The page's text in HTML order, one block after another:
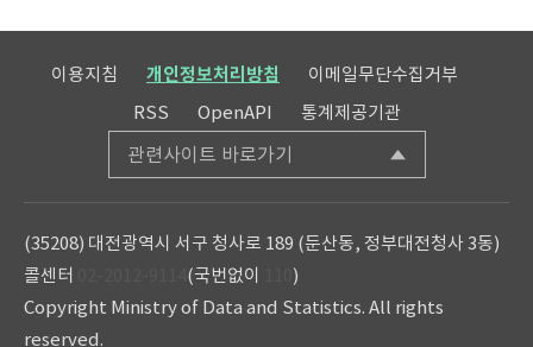
이용지침 개인정보처리방침
이메일무단수집거부
RSS
OpenAPI 통계제공기관
관련사이트 바로가기
(35208) 대전광역시 서구 청사로 189 (둔산동, 정부대전청사 3동)
콜센터
(국번없이
)
Copyright Ministry of Data and Statistics. All rights
reserved.